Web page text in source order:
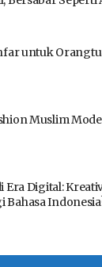
untuk
Muslim
Era Digital:
Bahasa